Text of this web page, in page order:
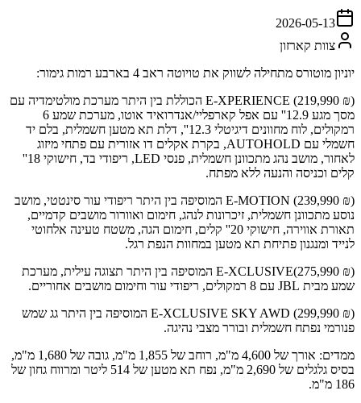
2026-05-13
צוות קארזון
יוניון מוטורס מתחילה לשווק את טויוטה ראב 4 בארבע רמות גימור:
E-XPERIENCE (219,990 ₪) הכוללת בין היתר מערכת מולטימדיה עם
מסך מגע 12.9'' עם אפל קארפליי/אנדרואיד אוטו, מערכת שמע 6
רמקולים, לוח מחוונים דיגיטלי 12.3'', דלת תא מטען חשמלית, בלם יד
חשמלי עם AUTOHOLD, בקרת אקלים דו אזורית עם פתחי מיזוג
לאחור, מושב נהג מתכוונן חשמלית, פנסי LED, ריפודי בד, חישוקי 18''
קלים וכניסה והנעה ללא מפתח.
E-MOTION (239,990 ₪) המוסיפה בין היתר ריפודי עור סינטטי, מושב
נוסע מתכוונן חשמלית, זיכרונות לנהג, חימום ואוורור מושבים קדמיים,
תאורת אווירה, חישוקי 20'' קלים, חימום הגה, משטח טעינה אלחוטי
לנייד ומנגנון פתיחת תא מטען במחוות הנפת רגל.
E-XCLUSIVE(275,990 ₪) המוסיפה בין היתר תצוגה עילית, מערכת
שמע מבית JBL עם 8 רמקולים, ריפודי עור וחימום מושבים אחוריים.
E-XCLUSIVE SKY AWD (299,990 ₪) המוסיפה בין היתר גג שמש
פנורמי נפתח חשמלית ובורר מצבי נהיגה.
ממדים: אורך של 4,600 מ"מ, רוחב של 1,855 מ"מ, גובה של 1,680 מ"מ,
בסיס גלגלים של 2,690 מ"מ, נפח תא מטען של 514 ליטר ומרווח גחון של
186 מ"מ.